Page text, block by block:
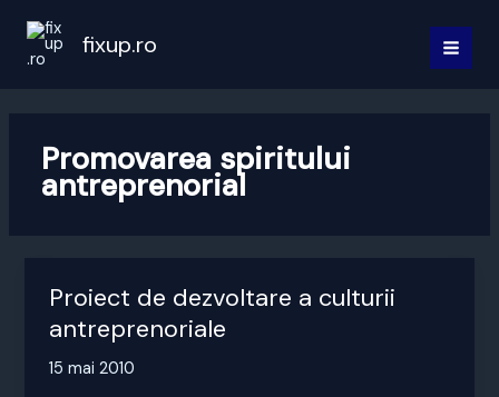
content
fixup.ro
Promovarea spiritului
antreprenorial
Proiect de dezvoltare a culturii
antreprenoriale
15 mai 2010